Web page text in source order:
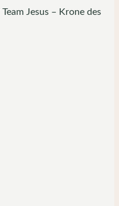
Team Jesus – Krone des